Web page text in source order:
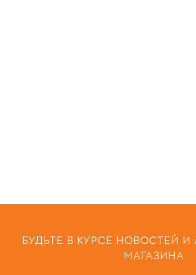
БУДЬТЕ В КУРСЕ НОВОСТЕЙ
МАГАЗИНА